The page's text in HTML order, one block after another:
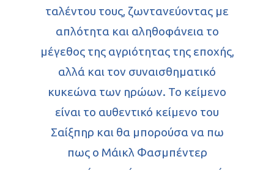
ταλέντου τους, ζωντανεύοντας με
απλότητα και αληθοφάνεια το
μέγεθος της αγριότητας της εποχής,
αλλά και τον συναισθηματικό
κυκεώνα των ηρώων. Το κείμενο
είναι το αυθεντικό κείμενο του
Σαίξπηρ και θα μπορούσα να πω
πως ο Μάικλ Φασμπέντερ